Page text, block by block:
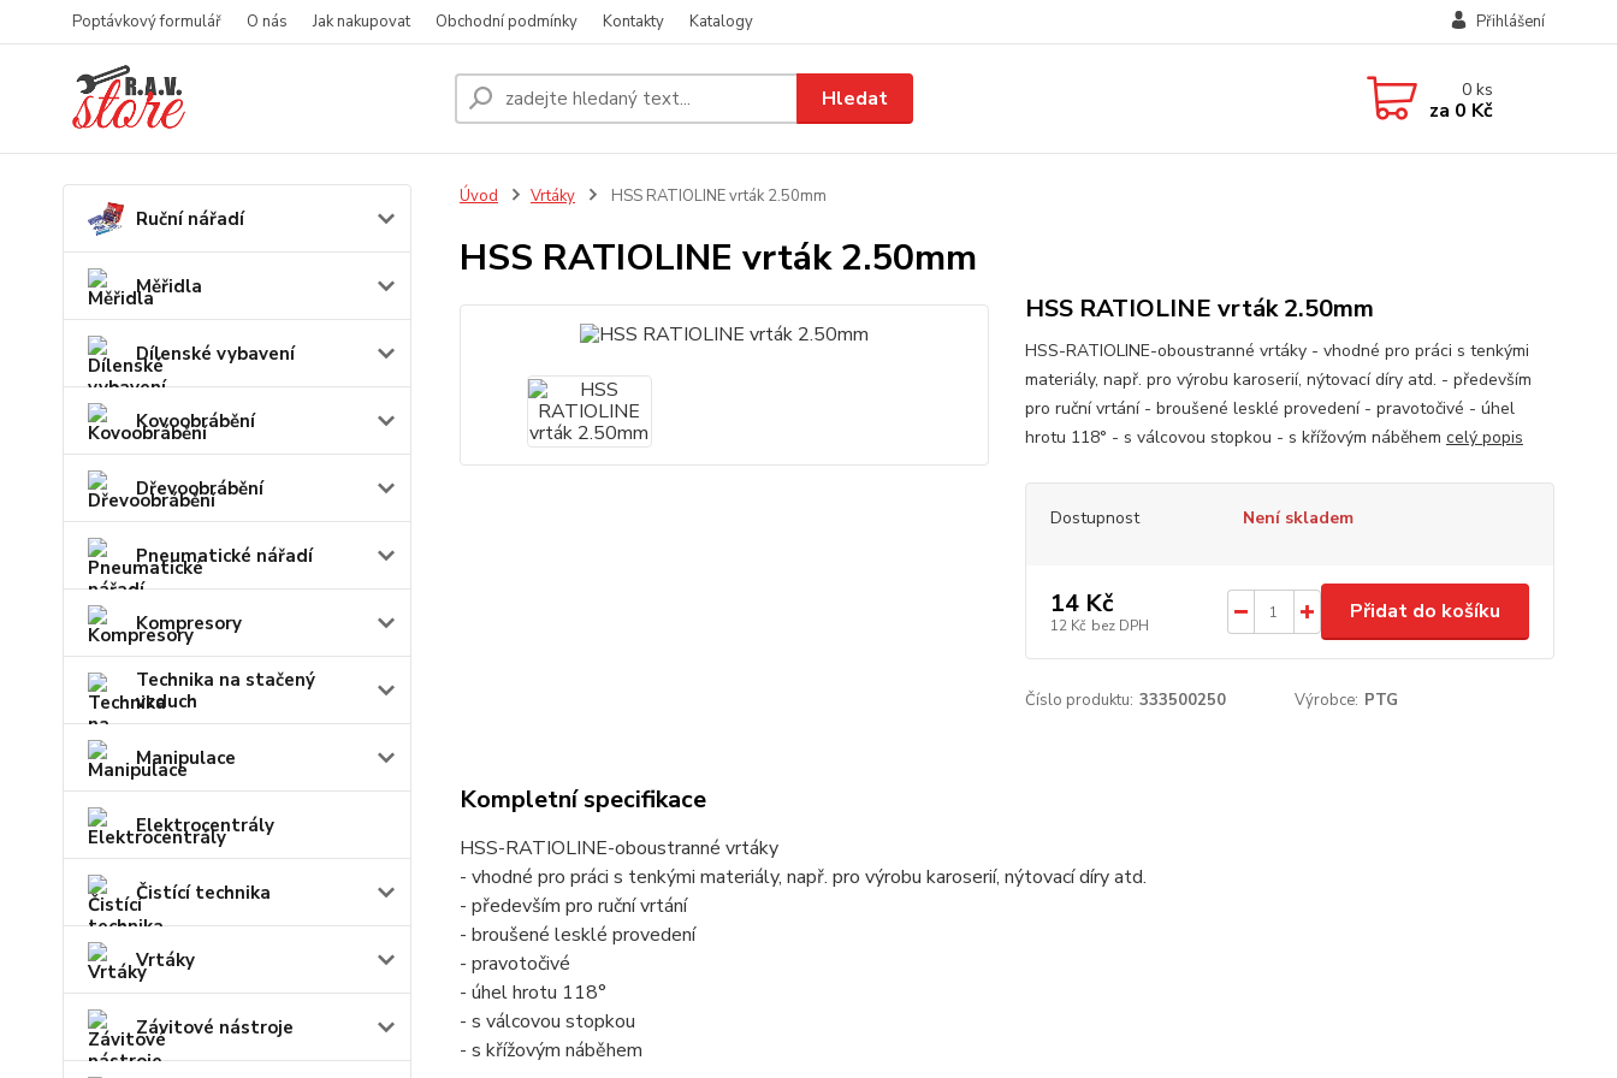
Poptávkový formulář O nás Jak nakupovat Obchodní podmínky Kontakty Katalogy Přihlášení
Hledat 0ks
za 0 Kč
Ruční nářadí
Měřidla
Dílenské vybavení
Kovoobrábění
Dřevoobrábění
Pneumatické nářadí
Kompresory
Technika na stačený
vzduch
Manipulace
Elektrocentrály
Čistící technika
Vrtáky
Závitové nástroje
Úvod Vrtáky HSS RATIOLINE vrták 2.50mm
HSS RATIOLINE vrták 2.50mm
HSS RATIOLINE vrták 2.50mm
HSS-RATIOLINE-oboustranné vrtáky - vhodné pro práci s tenkými
materiály, např. pro výrobu karoserií, nýtovací díry atd. - především
pro ruční vrtání - broušené lesklé provedení - pravotočivé - úhel
hrotu 118° - s válcovou stopkou - s křížovým náběhem celý popis
Dostupnost Není skladem
14 Kč
12 Kč bez DPH
Přidat do košíku
Číslo produktu: 333500250 Výrobce: PTG
Kompletní specifikace
HSS-RATIOLINE-oboustranné vrtáky
- vhodné pro práci s tenkými materiály, např. pro výrobu karoserií, nýtovací díry atd.
- především pro ruční vrtání
- broušené lesklé provedení
- pravotočivé
- úhel hrotu 118°
- s válcovou stopkou
- s křížovým náběhem